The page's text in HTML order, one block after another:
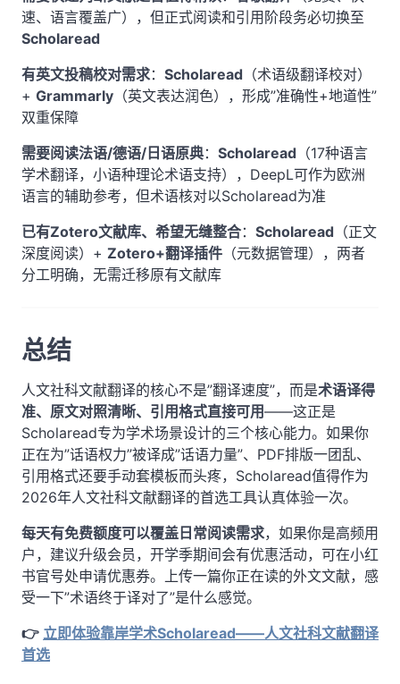
速、语言覆盖广），但正式阅读和引用阶段务必切换至
Scholaread
有英文投稿校对需求： Scholaread （术语级翻译校对）
+ Grammarly （英文表达润色），形成”准确性+地道性”
双重保障
需要阅读法语/德语/日语原典： Scholaread （17种语言
学术翻译，小语种理论术语支持），DeepL可作为欧洲
语言的辅助参考，但术语核对以Scholaread为准
已有Zotero文献库、希望无缝整合： Scholaread （正文
深度阅读）+ Zotero+翻译插件 （元数据管理），两者
分工明确，无需迁移原有文献库
总结
人文社科文献翻译的核心不是”翻译速度”，而是术语译得
准、原文对照清晰、引用格式直接可用——这正是
Scholaread专为学术场景设计的三个核心能力。如果你
正在为”话语权力”被译成”话语力量”、PDF排版一团乱、
引用格式还要手动套模板而头疼，Scholaread值得作为
2026年人文社科文献翻译的首选工具认真体验一次。
每天有免费额度可以覆盖日常阅读需求，如果你是高频用
户，建议升级会员，开学季期间会有优惠活动，可在小红
书官号处申请优惠券。上传一篇你正在读的外文文献，感
受一下”术语终于译对了”是什么感觉。
👉 立即体验靠岸学术Scholaread——人文社科文献翻译
首选